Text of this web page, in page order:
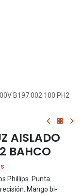
B197.002.100 PH2
AISLADO
BAHCO
Phillips. Punta
Mango bi-